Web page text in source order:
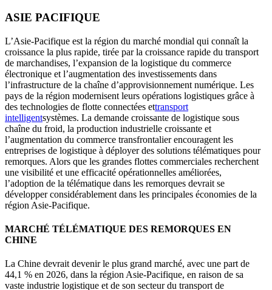
ASIE PACIFIQUE
L’Asie-Pacifique est la région du marché mondial qui connaît la
croissance la plus rapide, tirée par la croissance rapide du transport
de marchandises, l’expansion de la logistique du commerce
électronique et l’augmentation des investissements dans
l’infrastructure de la chaîne d’approvisionnement numérique. Les
pays de la région modernisent leurs opérations logistiques grâce à
des technologies de flotte connectées ettransport
intelligentsystèmes. La demande croissante de logistique sous
chaîne du froid, la production industrielle croissante et
l’augmentation du commerce transfrontalier encouragent les
entreprises de logistique à déployer des solutions télématiques pour
remorques. Alors que les grandes flottes commerciales recherchent
une visibilité et une efficacité opérationnelles améliorées,
l’adoption de la télématique dans les remorques devrait se
développer considérablement dans les principales économies de la
région Asie-Pacifique.
MARCHÉ TÉLÉMATIQUE DES REMORQUES EN
CHINE
La Chine devrait devenir le plus grand marché, avec une part de
44,1 % en 2026, dans la région Asie-Pacifique, en raison de sa
vaste industrie logistique et de son secteur du transport de